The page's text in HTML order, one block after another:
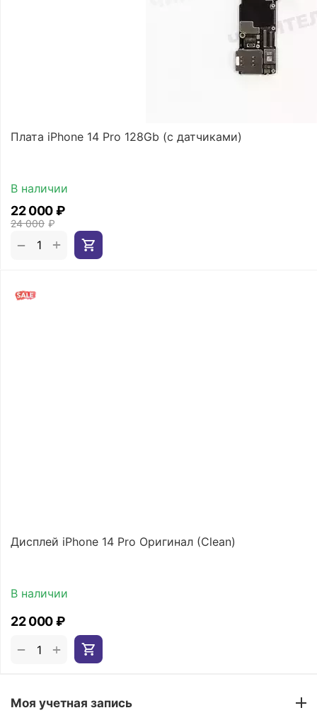
Плата iPhone 14 Pro 128Gb (с датчиками)
В наличии
24 000 ₽
22 000₽
+
−
Дисплей iPhone 14 Pro Оригинал (Clean)
В наличии
22 000₽
+
−
Моя учетная запись